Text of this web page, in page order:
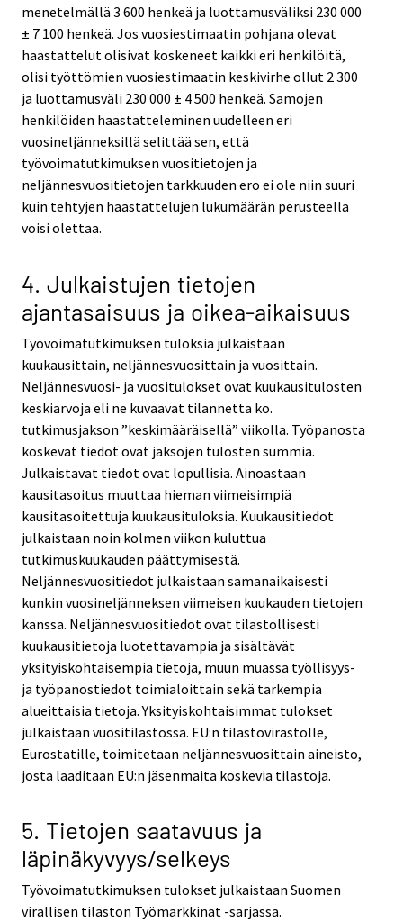
menetelmällä 3 600 henkeä ja luottamusväliksi 230 000
± 7 100 henkeä. Jos vuosiestimaatin pohjana olevat
haastattelut olisivat koskeneet kaikki eri henkilöitä,
olisi työttömien vuosiestimaatin keskivirhe ollut 2 300
ja luottamusväli 230 000 ± 4 500 henkeä. Samojen
henkilöiden haastatteleminen uudelleen eri
vuosineljänneksillä selittää sen, että
työvoimatutkimuksen vuositietojen ja
neljännesvuositietojen tarkkuuden ero ei ole niin suuri
kuin tehtyjen haastattelujen lukumäärän perusteella
voisi olettaa.
4. Julkaistujen tietojen
ajantasaisuus ja oikea-aikaisuus
Työvoimatutkimuksen tuloksia julkaistaan
kuukausittain, neljännesvuosittain ja vuosittain.
Neljännesvuosi- ja vuositulokset ovat kuukausitulosten
keskiarvoja eli ne kuvaavat tilannetta ko.
tutkimusjakson ”keskimääräisellä” viikolla. Työpanosta
koskevat tiedot ovat jaksojen tulosten summia.
Julkaistavat tiedot ovat lopullisia. Ainoastaan
kausitasoitus muuttaa hieman viimeisimpiä
kausitasoitettuja kuukausituloksia. Kuukausitiedot
julkaistaan noin kolmen viikon kuluttua
tutkimuskuukauden päättymisestä.
Neljännesvuositiedot julkaistaan samanaikaisesti
kunkin vuosineljänneksen viimeisen kuukauden tietojen
kanssa. Neljännesvuositiedot ovat tilastollisesti
kuukausitietoja luotettavampia ja sisältävät
yksityiskohtaisempia tietoja, muun muassa työllisyys-
ja työpanostiedot toimialoittain sekä tarkempia
alueittaisia tietoja. Yksityiskohtaisimmat tulokset
julkaistaan vuositilastossa. EU:n tilastovirastolle,
Eurostatille, toimitetaan neljännesvuosittain aineisto,
josta laaditaan EU:n jäsenmaita koskevia tilastoja.
5. Tietojen saatavuus ja
läpinäkyvyys/selkeys
Työvoimatutkimuksen tulokset julkaistaan Suomen
virallisen tilaston Työmarkkinat -sarjassa.